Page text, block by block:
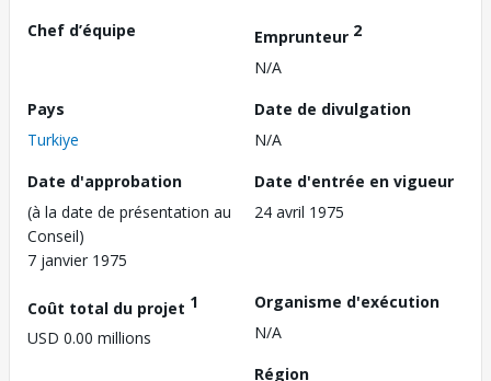
Chef d’équipe
Emprunteur 2
N/A
Pays
Turkiye
Date de divulgation
N/A
Date d'approbation
(à la date de présentation au
Conseil)
7 janvier 1975
Date d'entrée en vigueur
24 avril 1975
Coût total du projet 1
USD 0.00 millions
Organisme d'exécution
N/A
Région